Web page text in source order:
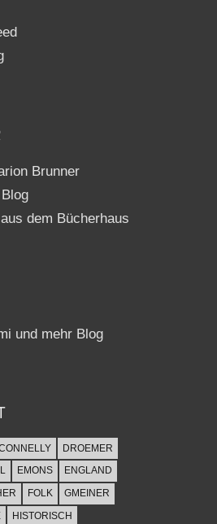
Brunner
dem Bücherhaus
und mehr Blog
DROEMER
EMONS
ENGLAND
FOLK
GMEINER
HISTORISCH